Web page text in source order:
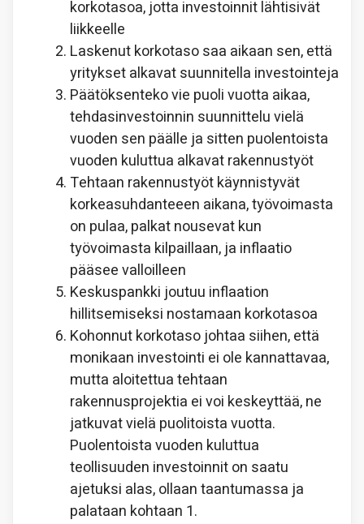
korkotasoa, jotta investoinnit lähtisivät
liikkeelle
Laskenut korkotaso saa aikaan sen, että
yritykset alkavat suunnitella investointeja
Päätöksenteko vie puoli vuotta aikaa,
tehdasinvestoinnin suunnittelu vielä
vuoden sen päälle ja sitten puolentoista
vuoden kuluttua alkavat rakennustyöt
Tehtaan rakennustyöt käynnistyvät
korkeasuhdanteeen aikana, työvoimasta
on pulaa, palkat nousevat kun
työvoimasta kilpaillaan, ja inflaatio
pääsee valloilleen
Keskuspankki joutuu inflaation
hillitsemiseksi nostamaan korkotasoa
Kohonnut korkotaso johtaa siihen, että
monikaan investointi ei ole kannattavaa,
mutta aloitettua tehtaan
rakennusprojektia ei voi keskeyttää, ne
jatkuvat vielä puolitoista vuotta.
Puolentoista vuoden kuluttua
teollisuuden investoinnit on saatu
ajetuksi alas, ollaan taantumassa ja
palataan kohtaan 1.